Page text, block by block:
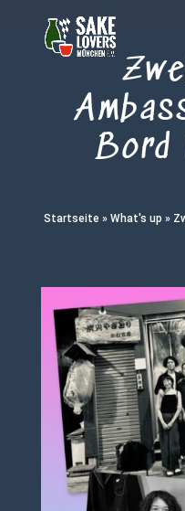
Bord
Startseite »What's up »